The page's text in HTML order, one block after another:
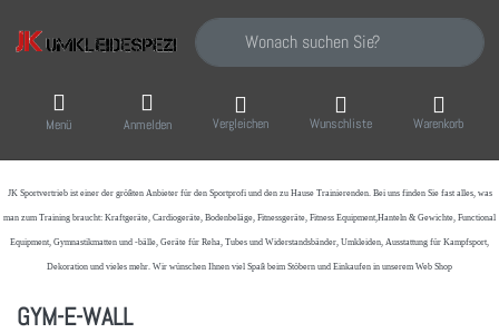
Geben Sie einen Suchbegriff ein. Während
Menü Anmelden Vergleichen Wunschliste Warenkorb
JK Sportvertrieb ist einer der größten Anbieter für den Sportprofi und den zu Hause Trainierenden. Bei uns finden Sie fast alles, was
man zum Training braucht: Kraftgeräte, Cardiogeräte, Bodenbeläge, Fitnessgeräte, Fitness Equipment,Hanteln & Gewichte, Functional
Equipment, Gymnastikmatten und -bälle, Geräte für Reha, Tubes und Widerstandsbänder, Umkleiden, Ausstattung für Kampfsport,
Dekoration und vieles mehr. Wir wünschen Ihnen viel Spaß beim Stöbern und Einkaufen in unserem Web Shop
GYM-E-WALL